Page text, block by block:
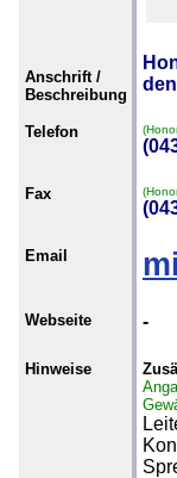
Anschrift /
Beschreibung
Telefon
Fax
Email
Webseite -
Hinweise